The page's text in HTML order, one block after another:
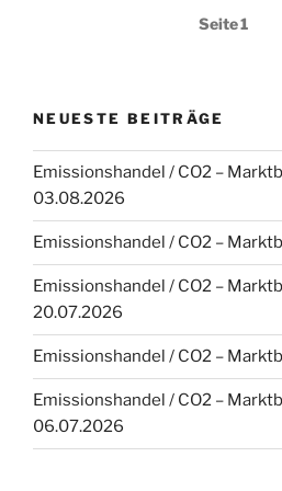
Seitennummerierung
Seite1
NEUESTE BEITRÄGE
Emissionshandel / CO2 –
03.08.2026
Emissionshandel / CO2 –
Emissionshandel / CO2 –
20.07.2026
Emissionshandel / CO2 –
Emissionshandel / CO2 –
06.07.2026